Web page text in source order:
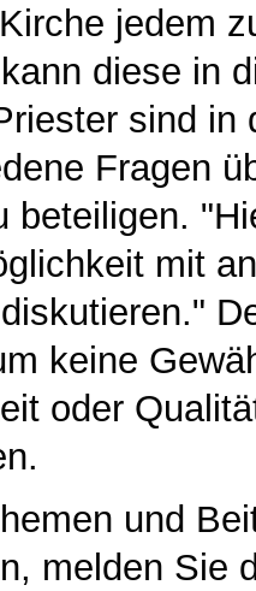
jedem
diese in
sind in
Fragen
beteiligen.
mit
keine
oder
und
melden Sie